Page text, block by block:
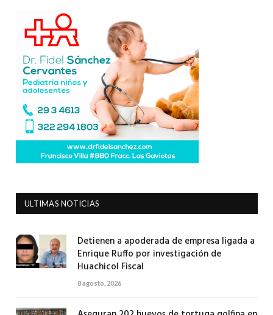
ULTIMAS NOTICIAS
Detienen a apoderada de empresa ligada a
Enrique Ruffo por investigación de
Huachicol Fiscal
8 agosto, 2026